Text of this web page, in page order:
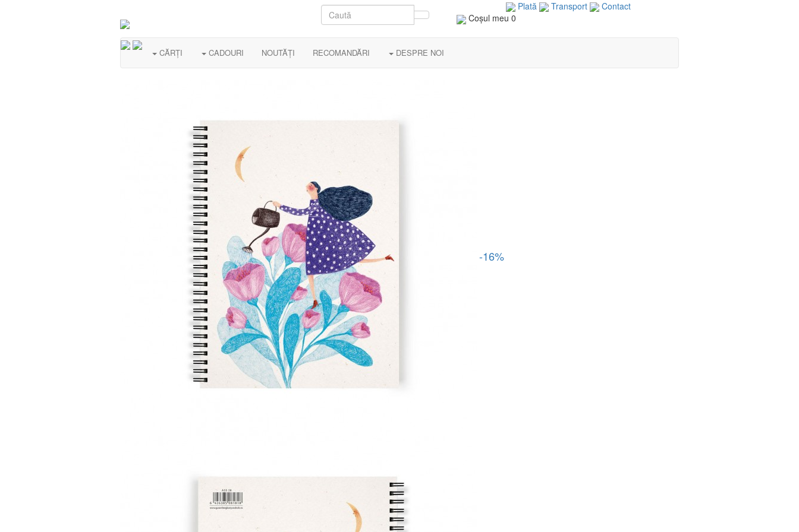
Plată Transport
Contact
Coşul meu 0
CĂRȚI CADOURI NOUTĂȚI RECOMANDĂRI DESPRE NOI
-16%